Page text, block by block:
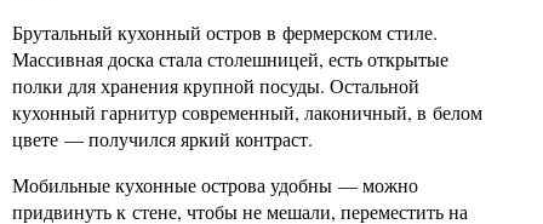
Брутальный кухонный остров в фермерском стиле.
Массивная доска стала столешницей, есть открытые
полки для хранения крупной посуды. Остальной
кухонный гарнитур современный, лаконичный, в белом
цвете — получился яркий контраст.
Мобильные кухонные острова удобны — можно
придвинуть к стене, чтобы не мешали, переместить на